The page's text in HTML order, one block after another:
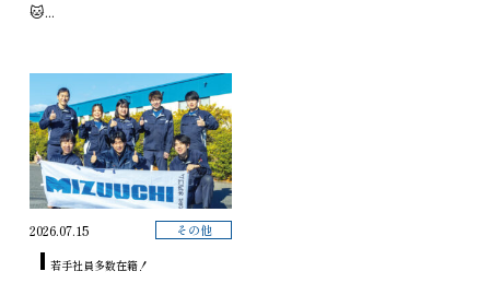
🐱...
2026.07.15 その他
若手社員多数在籍！